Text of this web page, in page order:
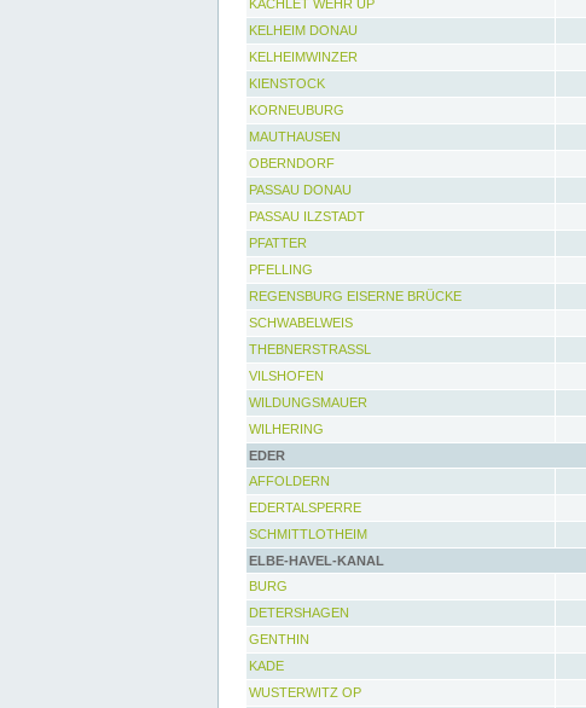
KACHLET WEHR UP
KELHEIM DONAU
KELHEIMWINZER
KIENSTOCK
KORNEUBURG
MAUTHAUSEN
OBERNDORF
PASSAU DONAU
PASSAU ILZSTADT
PFATTER
PFELLING
REGENSBURG EISERNE BRÜCKE
SCHWABELWEIS
THEBNERSTRASSL
VILSHOFEN
WILDUNGSMAUER
WILHERING
EDER
AFFOLDERN
EDERTALSPERRE
SCHMITTLOTHEIM
ELBE-HAVEL-KANAL
BURG
DETERSHAGEN
GENTHIN
KADE
WUSTERWITZ OP